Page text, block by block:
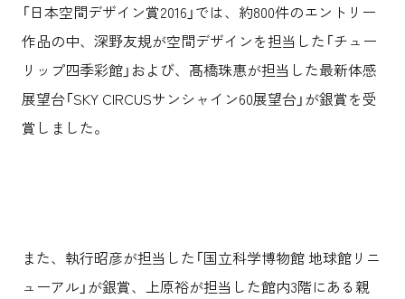
お問い合わせ
JP EN
空間づくりのプロセスをお届けしております
「日本空間デザイン賞2016」では、約800件のエントリー
作品の中、深野友規が空間デザインを担当した「チュー
リップ四季彩館」および、髙橋珠惠が担当した最新体感
展望台「SKY CIRCUSサンシャイン60展望台」が銀賞を受
賞しました。
また、執行昭彦が担当した「国立科学博物館 地球館リニ
ューアル」が銀賞、上原裕が担当した館内3階にある親